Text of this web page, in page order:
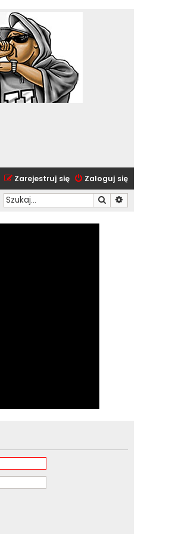
Zaloguj się
Zarejestruj się
Szukaj